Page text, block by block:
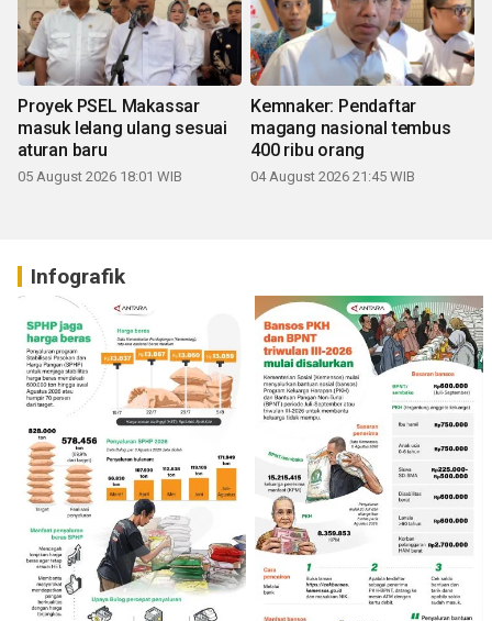
Proyek PSEL Makassar
masuk lelang ulang sesuai
aturan baru
05 August 2026 18:01 WIB
Kemnaker: Pendaftar
magang nasional tembus
400 ribu orang
04 August 2026 21:45 WIB
Infografik